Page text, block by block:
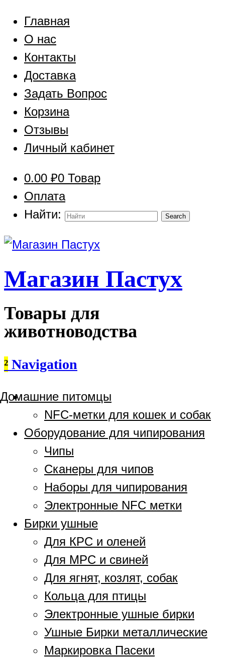
Главная
О нас
Контакты
Доставка
Задать Вопрос
Корзина
Отзывы
Личный кабинет
0.00 ₽0 Товар
Оплата
Найти:
Магазин Пастух
Товары для
животноводства
² Navigation
Домашние питомцы
NFC-метки для кошек и собак
Оборудование для чипирования
Чипы
Сканеры для чипов
Наборы для чипирования
Электронные NFC метки
Бирки ушные
Для КРС и оленей
Для МРС и свиней
Для ягнят, козлят, собак
Кольца для птицы
Электронные ушные бирки
Ушные Бирки металлические
Маркировка Пасеки